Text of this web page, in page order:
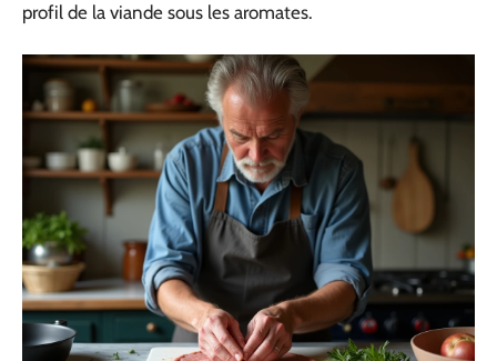
profil de la viande sous les aromates.